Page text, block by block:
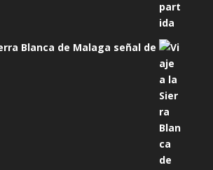
Blanca de Malaga señal de